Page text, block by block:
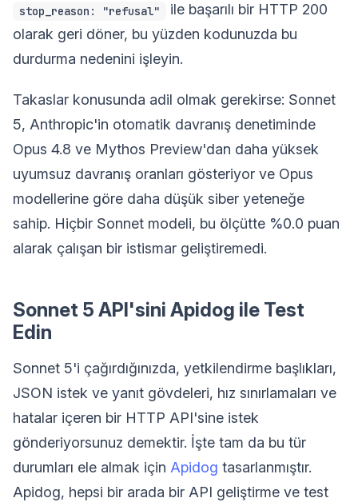
stop_reason: "refusal"
ile başarılı bir HTTP 200
olarak geri döner, bu yüzden kodunuzda bu
durdurma nedenini işleyin.
Takaslar konusunda adil olmak gerekirse: Sonnet
5, Anthropic'in otomatik davranış denetiminde
Opus 4.8 ve Mythos Preview'dan daha yüksek
uyumsuz davranış oranları gösteriyor ve Opus
modellerine göre daha düşük siber yeteneğe
sahip. Hiçbir Sonnet modeli, bu ölçütte %0.0 puan
alarak çalışan bir istismar geliştiremedi.
Sonnet 5 API'sini Apidog ile Test
Edin
Sonnet 5'i çağırdığınızda, yetkilendirme başlıkları,
JSON istek ve yanıt gövdeleri, hız sınırlamaları ve
hatalar içeren bir HTTP API'sine istek
gönderiyorsunuz demektir. İşte tam da bu tür
durumları ele almak için Apidog tasarlanmıştır.
Apidog, hepsi bir arada bir API geliştirme ve test